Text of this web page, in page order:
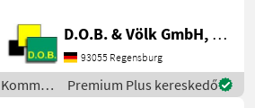
PSV Gleitkufensatz
Standard Kommunális
gépek Hótolók és hómarók
D.O.B. & Völk GmbH, Filiale Regensburg
93055 Regensburg
Kommunális
gépek /
Premium Plus kereskedő